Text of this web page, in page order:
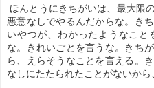
ほんとうにきちがいは、最大限
悪意なしでやるんだからな。き
いやつが、わかったようなこと
な。きれいごとを言うな。きち
ら、えらそうなことを言える。
なしにたたられたことがないから